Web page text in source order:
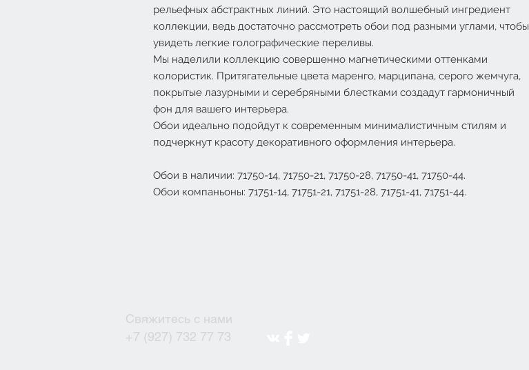
рельефных абстрактных линий. Это настоящий волшебный ингредиент
коллекции, ведь достаточно рассмотреть обои под разными углами, чтобы
увидеть легкие голографические переливы.
Мы наделили коллекцию совершенно магнетическими оттенками
колористик. Притягательные цвета маренго, марципана, серого жемчуга,
покрытые лазурными и серебряными блестками создадут гармоничный
фон для вашего интерьера.
Обои идеально подойдут к современным минималистичным стилям и
подчеркнут красоту декоративного оформления интерьера.
Обои в наличии: 71750-14, 71750-21, 71750-28, 71750-41, 71750-44.
Обои компаньоны: 71751-14, 71751-21, 71751-28, 71751-41, 71751-44.
Свяжитесь с нами
+7 (927) 732 77 73